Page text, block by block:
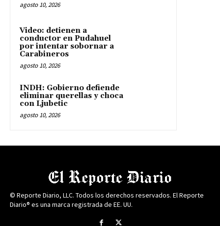
agosto 10, 2026
Video: detienen a
conductor en Pudahuel
por intentar sobornar a
Carabineros
agosto 10, 2026
INDH: Gobierno defiende
eliminar querellas y choca
con Ljubetic
agosto 10, 2026
© Reporte Diario, LLC. Todos los derechos reservados. El Reporte
Diario® es una marca registrada de EE. UU.